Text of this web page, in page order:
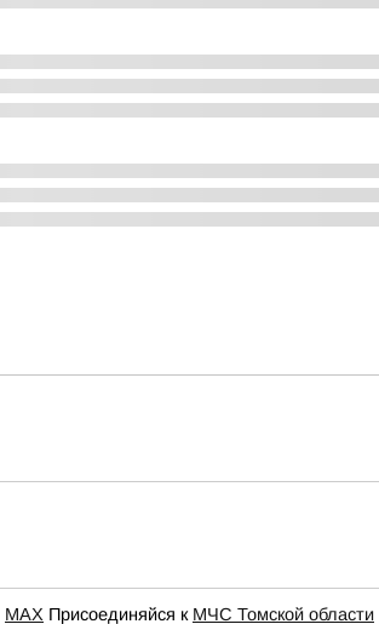
МАХ Присоединяйся к МЧС Томской области